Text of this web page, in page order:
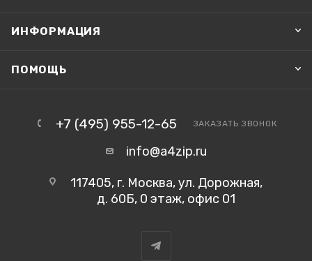
ИНФОРМАЦИЯ
ПОМОЩЬ
+7 (495) 955-12-65 ЗАКАЗАТЬ ЗВОНОК
info@a4zip.ru
117405, г. Москва, ул. Дорожная,
д. 60Б, 0 этаж, офис 01